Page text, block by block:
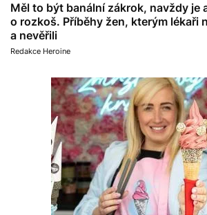
Měl to být banální zákrok, navždy je
o rozkoš. Příběhy žen, kterým lékaři
a nevěřili
Redakce Heroine